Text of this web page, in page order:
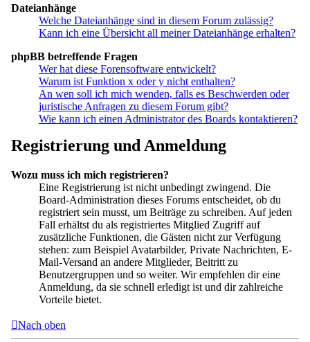
Dateianhänge
Welche Dateianhänge sind in diesem Forum zulässig?
Kann ich eine Übersicht all meiner Dateianhänge erhalten?
phpBB betreffende Fragen
Wer hat diese Forensoftware entwickelt?
Warum ist Funktion x oder y nicht enthalten?
An wen soll ich mich wenden, falls es Beschwerden oder
juristische Anfragen zu diesem Forum gibt?
Wie kann ich einen Administrator des Boards kontaktieren?
Registrierung und Anmeldung
Wozu muss ich mich registrieren?
Eine Registrierung ist nicht unbedingt zwingend. Die
Board-Administration dieses Forums entscheidet, ob du
registriert sein musst, um Beiträge zu schreiben. Auf jeden
Fall erhältst du als registriertes Mitglied Zugriff auf
zusätzliche Funktionen, die Gästen nicht zur Verfügung
stehen: zum Beispiel Avatarbilder, Private Nachrichten, E-
Mail-Versand an andere Mitglieder, Beitritt zu
Benutzergruppen und so weiter. Wir empfehlen dir eine
Anmeldung, da sie schnell erledigt ist und dir zahlreiche
Vorteile bietet.
Nach oben